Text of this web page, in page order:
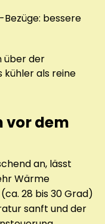
bessere
über der
als reine
vor dem
an, lässt
Wärme
28 bis 30 Grad)
sanft und der